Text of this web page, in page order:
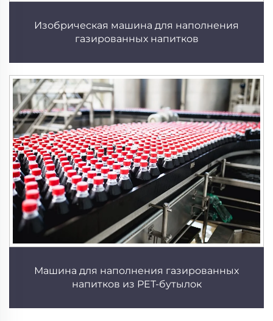
Изобрическая машина для наполнения
газированных напитков
Машина для наполнения газированных
напитков из PET-бутылок